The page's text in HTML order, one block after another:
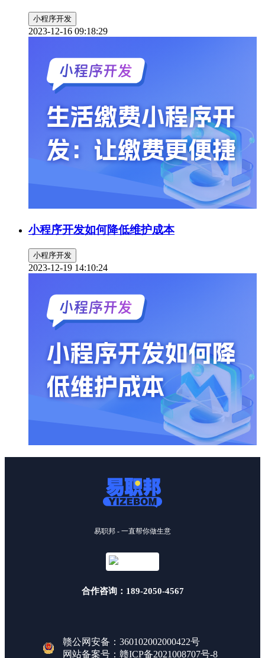
小程序开发
2023-12-16 09:18:29
小程序开发如何降低维护成本
小程序开发
2023-12-19 14:10:24
易职邦 - 一直帮你做生意
合作咨询：189-2050-4567
赣公网安备：360102002000422号
网站备案号： 赣ICP备2021008707号-8